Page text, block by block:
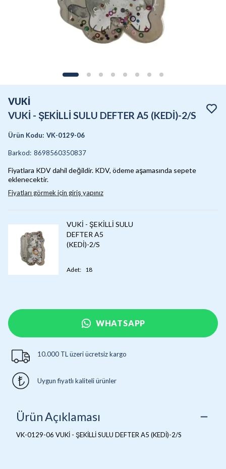
VUKİ
VUKİ - ŞEKİLLİ SULU DEFTER A5 (KEDİ)-2/S
Ürün Kodu: VK-0129-06
Barkod: 8698560350837
Fiyatlara KDV dahil değildir. KDV, ödeme aşamasında sepete
eklenecektir.
Fiyatları görmek için giriş yapınız
VUKİ - ŞEKİLLİ SULU
DEFTER A5
(KEDİ)-2/S
Adet: 18
WHATSAPP
10.000 TL üzeri ücretsiz kargo
Uygun fiyatlı kaliteli ürünler
Ürün Açıklaması
VK-0129-06 VUKİ - ŞEKİLLİ SULU DEFTER A5 (KEDİ)-2/S